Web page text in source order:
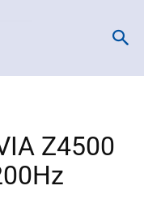
Z4500